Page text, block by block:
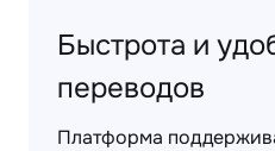
Быстрота и
переводов
Платформа